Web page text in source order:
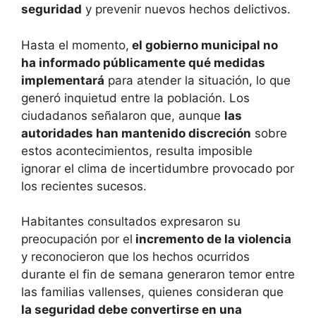
seguridad y prevenir nuevos hechos delictivos.
Hasta el momento, el gobierno municipal no
ha informado públicamente qué medidas
implementará para atender la situación, lo que
generó inquietud entre la población. Los
ciudadanos señalaron que, aunque las
autoridades han mantenido discreción sobre
estos acontecimientos, resulta imposible
ignorar el clima de incertidumbre provocado por
los recientes sucesos.
Habitantes consultados expresaron su
preocupación por el incremento de la violencia
y reconocieron que los hechos ocurridos
durante el fin de semana generaron temor entre
las familias vallenses, quienes consideran que
la seguridad debe convertirse en una